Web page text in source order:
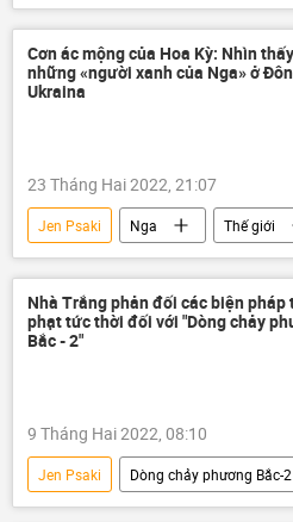
Nga
Ukraina chiến
Cơn ác mộng của Hoa Kỳ: Nhìn thấy
những «người xanh của Nga» ở
Ukraina
23 Tháng Hai 2022, 21:07
Jen Psaki Nga
Thế giới
Hoa Kỳ
Ukraina
Nhà Trắng
Nhà Trắng phản đối các biện pháp
phạt tức thời đối với "Dòng chảy
Bắc - 2"
9 Tháng Hai 2022, 08:10
Jen Psaki
Dòng chảy phương Bắc-2
Hoa Kỳ
trừng phạt